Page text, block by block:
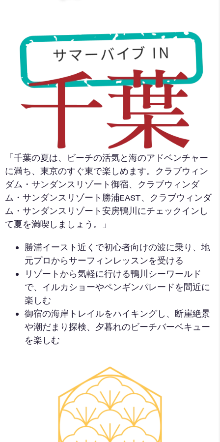
「千葉の夏は、ビーチの活気と海のアドベンチャー
に満ち、東京のすぐ東で楽しめます。クラブウィン
ダム・サンダンスリゾート御宿、クラブウィンダ
ム・サンダンスリゾート勝浦EAST、クラブウィンダ
ム・サンダンスリゾート安房鴨川にチェックインし
て夏を満喫しましょう。」
勝浦イースト近くで初心者向けの波に乗り、地
元プロからサーフィンレッスンを受ける
リゾートから気軽に行ける鴨川シーワールド
で、イルカショーやペンギンパレードを間近に
楽しむ
御宿の海岸トレイルをハイキングし、断崖絶景
や潮だまり探検、夕暮れのビーチバーベキュー
を楽しむ